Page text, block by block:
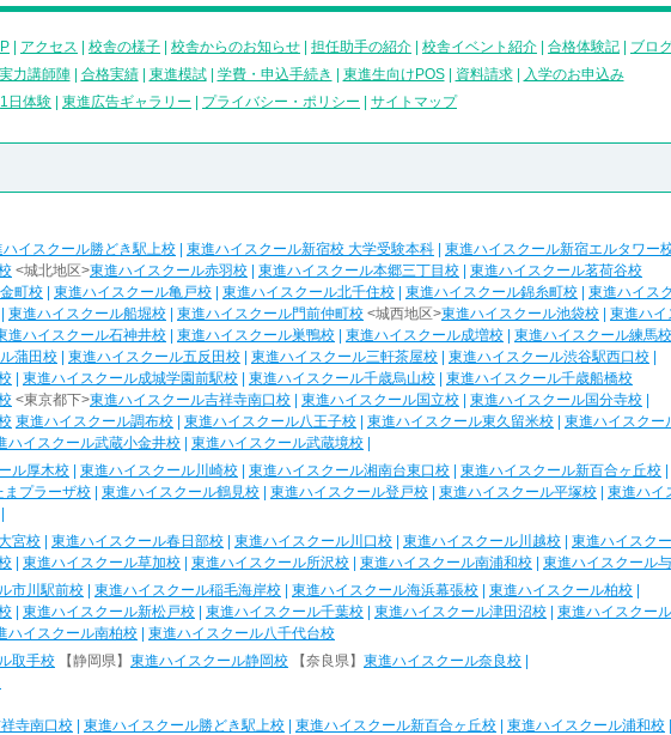
アクセス 校舎の様子 校舎からのお知らせ 担任助手の紹介 校舎イベント紹介 合格体験記 ブロ
実力講師陣| 合格実績| 東進模試| 学費・申込手続き 東進生向けPOS| 資料請求|
入学のお申込み
1日体験
東進広告ギャラリー プライバシー・ポリシー サイトマップ
ハイスクール勝どき駅上校 東進ハイスクール新宿校 大学受験本科 東進ハイスクール新宿エルタワー
<城北地区>東進ハイスクール赤羽校 東進ハイスクール本郷三丁目校
東進ハイスクール茗荷谷校
町校 東進ハイスクール亀戸校 東進ハイスクール北千住校 東進ハイスクール錦糸町校 東進ハイス
東進ハイスクール船堀校 東進ハイスクール門前仲町校 <城西地区>東進ハイスクール池袋校 東進ハイ
進ハイスクール石神井校 東進ハイスクール巣鴨校 東進ハイスクール成増校
東進ハイスクール練馬校
蒲田校 東進ハイスクール五反田校 東進ハイスクール三軒茶屋校 東進ハイスクール渋谷駅西口校
東進ハイスクール成城学園前駅校 東進ハイスクール千歳烏山校
東進ハイスクール千歳船橋校
<東京都下>東進ハイスクール吉祥寺南口校 東進ハイスクール国立校 東進ハイスクール国分寺校
東進ハイスクール調布校 東進ハイスクール八王子校 東進ハイスクール東久留米校 東進ハイスクー
ハイスクール武蔵小金井校 東進ハイスクール武蔵境校
ル厚木校 東進ハイスクール川崎校 東進ハイスクール湘南台東口校 東進ハイスクール新百合ヶ丘校
まプラーザ校 東進ハイスクール鶴見校 東進ハイスクール登戸校 東進ハイスクール平塚校 東進ハイ
宮校 東進ハイスクール春日部校 東進ハイスクール川口校 東進ハイスクール川越校 東進ハイスク
東進ハイスクール草加校 東進ハイスクール所沢校 東進ハイスクール南浦和校
東進ハイスクール
市川駅前校 東進ハイスクール稲毛海岸校 東進ハイスクール海浜幕張校 東進ハイスクール柏校
東進ハイスクール新松戸校 東進ハイスクール千葉校 東進ハイスクール津田沼校 東進ハイスクー
ハイスクール南柏校
東進ハイスクール八千代台校
取手校 【静岡県】 東進ハイスクール静岡校 【奈良県】 東進ハイスクール奈良校
寺南口校 東進ハイスクール勝どき駅上校 東進ハイスクール新百合ヶ丘校 東進ハイスクール浦和校